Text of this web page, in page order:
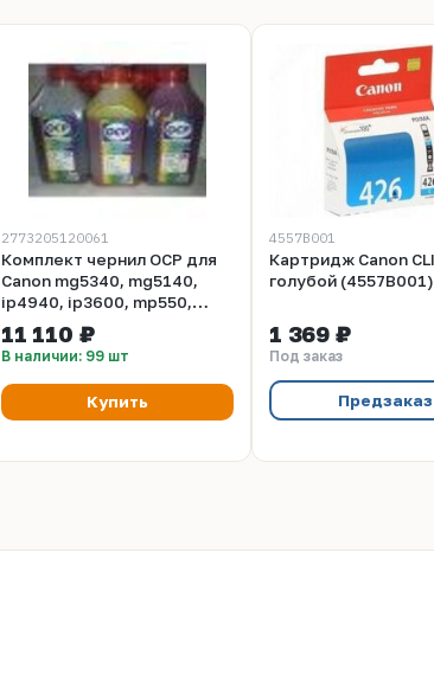
2773205120061
Комплект чернил OCP для
Canon mg5340, mg5140,
ip4940, ip3600, mp550,
mp540, ip4840, mg5240 -
OCP BK 35, BK 124, C 154,
M/Y 144 SAFE SET (водные).
5 x 500 г.
11 110 ₽
В наличии: 99 шт
Купить
4557B001
Картридж Canon
голубой (4557B001)
1 369 ₽
Под заказ
Предзаказ